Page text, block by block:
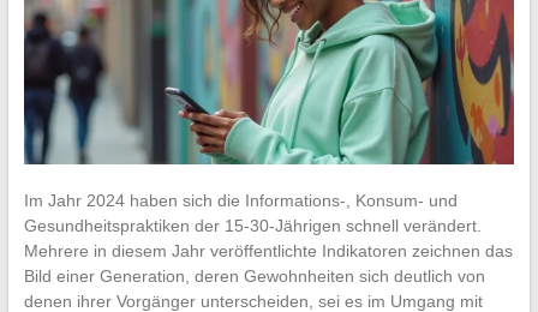
Im Jahr 2024 haben sich die Informations-, Konsum- und
Gesundheitspraktiken der 15-30-Jährigen schnell verändert.
Mehrere in diesem Jahr veröffentlichte Indikatoren zeichnen das
Bild einer Generation, deren Gewohnheiten sich deutlich von
denen ihrer Vorgänger unterscheiden, sei es im Umgang mit